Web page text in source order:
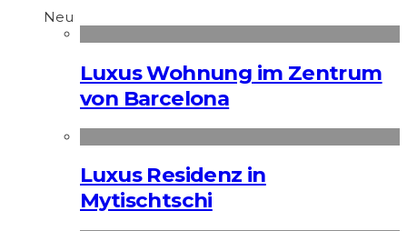
Neu
Luxus Wohnung im Zentrum
von Barcelona
Luxus Residenz in
Mytischtschi